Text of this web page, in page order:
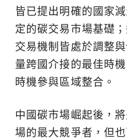
皆已提出明確的國家
定的碳交易市場基礎
交易機制皆處於調整
量跨國介接的最佳時
時機參與區域整合。
中國碳市場崛起後，
場的最大競爭者，但